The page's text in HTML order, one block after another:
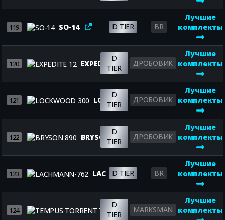
119 SO-14 D TIER BR
Лучшие
комплекты
120 EXPEDITE 12
D
TIER
ДРОБОВИК
Лучшие
комплекты
121 LOCKWOOD 300
D
TIER
ДРОБОВИК
Лучшие
комплекты
122 BRYSON 890
D
TIER
ДРОБОВИК
Лучшие
комплекты
123 LACHMANN-762
D TIER BR
Лучшие
комплекты
124 TEMPUS TORRENT
D
TIER
MARKSMAN
Лучшие
комплекты